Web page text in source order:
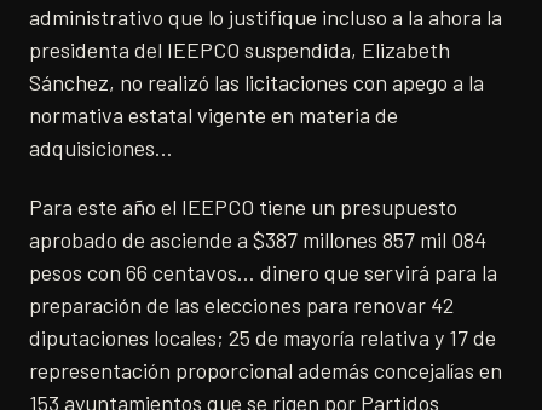
administrativo que lo justifique incluso a la ahora la
presidenta del IEEPCO suspendida, Elizabeth
Sánchez, no realizó las licitaciones con apego a la
normativa estatal vigente en materia de
adquisiciones…
Para este año el IEEPCO tiene un presupuesto
aprobado de asciende a $387 millones 857 mil 084
pesos con 66 centavos… dinero que servirá para la
preparación de las elecciones para renovar 42
diputaciones locales; 25 de mayoría relativa y 17 de
representación proporcional además concejalías en
153 ayuntamientos que se rigen por Partidos